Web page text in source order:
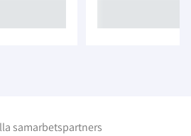
samarbetspartners